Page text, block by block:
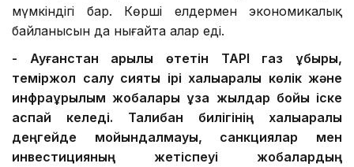
мүмкіндігі бар. Көрші елдермен экономикалық
байланысын да нығайта алар еді.
- Ауғанстан арқылы өтетін TAPI газ құбыры,
теміржол салу сияқты ірі халықаралық көлік және
инфрақұрылым жобалары ұзақ жылдар бойы іске
аспай келеді. Талибан билігінің халықаралық
деңгейде мойындалмауы, санкциялар мен
инвестицияның жетіспеуі жобалардың